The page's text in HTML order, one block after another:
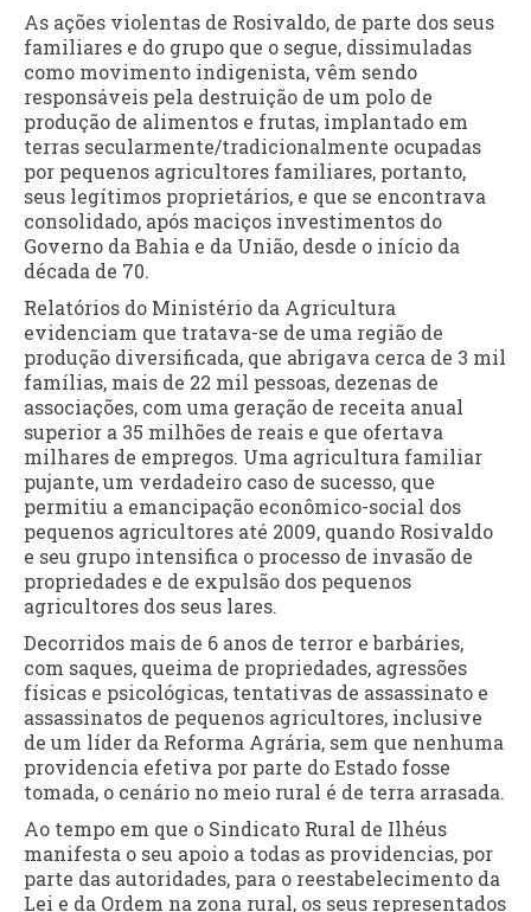
As ações violentas de Rosivaldo, de parte dos seus
familiares e do grupo que o segue, dissimuladas
como movimento indigenista, vêm sendo
responsáveis pela destruição de um polo de
produção de alimentos e frutas, implantado em
terras secularmente/tradicionalmente ocupadas
por pequenos agricultores familiares, portanto,
seus legítimos proprietários, e que se encontrava
consolidado, após maciços investimentos do
Governo da Bahia e da União, desde o início da
década de 70.
Relatórios do Ministério da Agricultura
evidenciam que tratava-se de uma região de
produção diversificada, que abrigava cerca de 3 mil
famílias, mais de 22 mil pessoas, dezenas de
associações, com uma geração de receita anual
superior a 35 milhões de reais e que ofertava
milhares de empregos. Uma agricultura familiar
pujante, um verdadeiro caso de sucesso, que
permitiu a emancipação econômico-social dos
pequenos agricultores até 2009, quando Rosivaldo
e seu grupo intensifica o processo de invasão de
propriedades e de expulsão dos pequenos
agricultores dos seus lares.
Decorridos mais de 6 anos de terror e barbáries,
com saques, queima de propriedades, agressões
físicas e psicológicas, tentativas de assassinato e
assassinatos de pequenos agricultores, inclusive
de um líder da Reforma Agrária, sem que nenhuma
providencia efetiva por parte do Estado fosse
tomada, o cenário no meio rural é de terra arrasada.
Ao tempo em que o Sindicato Rural de Ilhéus
manifesta o seu apoio a todas as providencias, por
parte das autoridades, para o reestabelecimento da
Lei e da Ordem na zona rural, os seus representados